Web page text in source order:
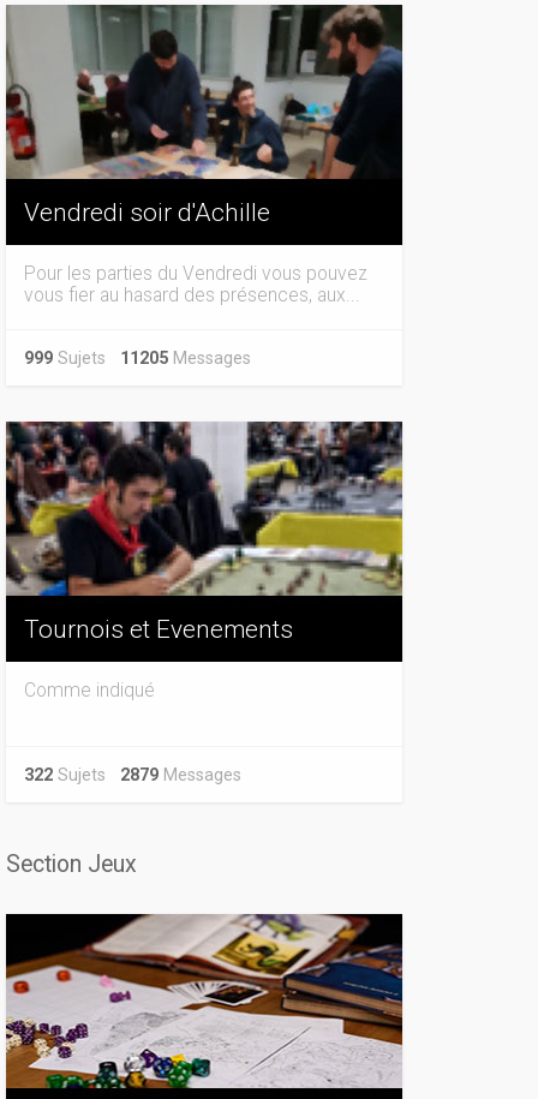
Vendredi soir d'Achille
Pour les parties du Vendredi vous pouvez
vous fier au hasard des présences, aux...
999 Sujets 11205 Messages
Tournois et Evenements
Comme indiqué
322 Sujets 2879 Messages
Section Jeux